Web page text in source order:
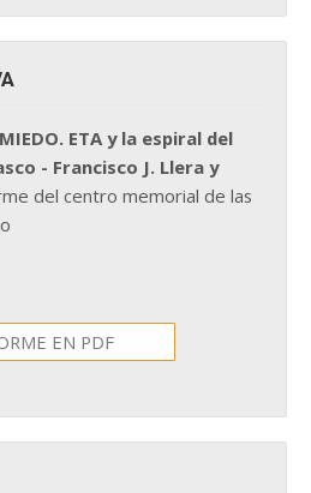
MIEDO. ETA y la espiral del
- Francisco J. Llera y
del centro memorial de las
EN PDF